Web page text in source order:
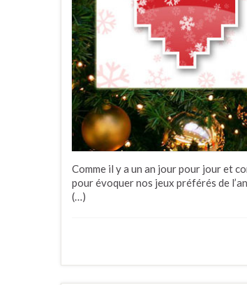
Comme il y a un an jour pour jour et
pour évoquer nos jeux préférés de
(…)